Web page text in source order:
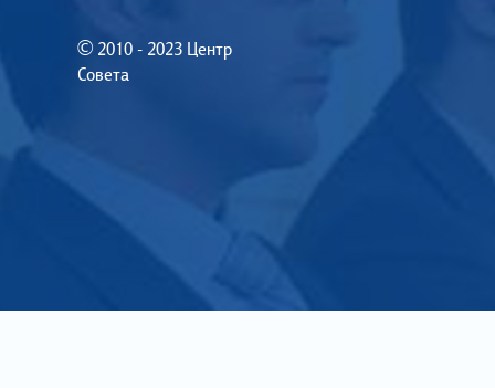
© 2010 - 2023 Центр
Совета